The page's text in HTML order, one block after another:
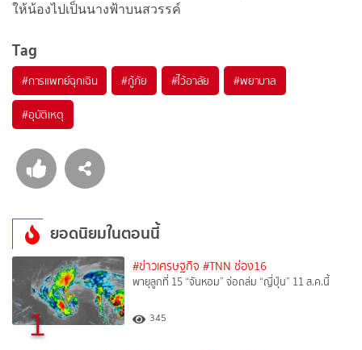
ให้น้องไปเป็นนางฟ้าบนสวรรค์
Tag
#การแพทย์ฉุกเฉิน #กู้ภัย #ไว้อาลัย #พยาบาล
#อุบัติเหตุ
ยอดนิยมในตอนนี้
1
#ข่าวเศรษฐกิจ #TNN ช่อง16
พายุลูกที่ 15 “จันหอม” จ่อถล่ม “ญี่ปุ่น” 11 ส.ค.นี้
345